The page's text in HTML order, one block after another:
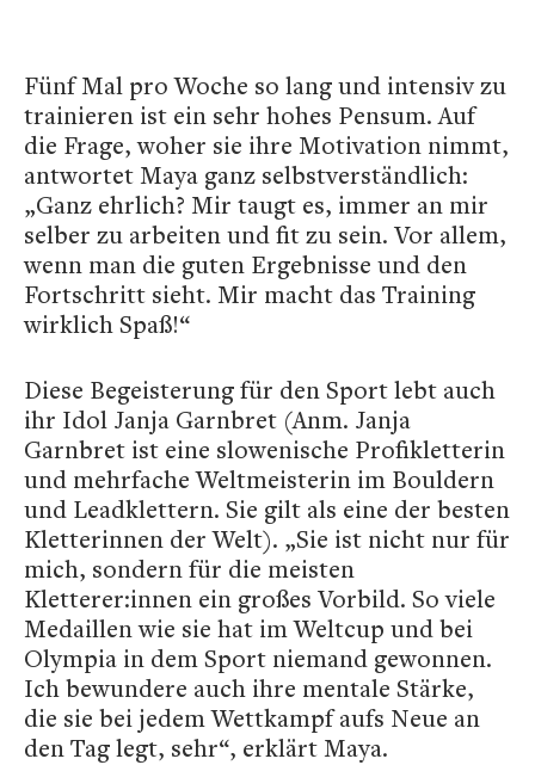
Fünf Mal pro Woche so lang und intensiv zu
trainieren ist ein sehr hohes Pensum. Auf
die Frage, woher sie ihre Motivation nimmt,
antwortet Maya ganz selbstverständlich:
„Ganz ehrlich? Mir taugt es, immer an mir
selber zu arbeiten und fit zu sein. Vor allem,
wenn man die guten Ergebnisse und den
Fortschritt sieht. Mir macht das Training
wirklich Spaß!“
Diese Begeisterung für den Sport lebt auch
ihr Idol Janja Garnbret (Anm. Janja
Garnbret ist eine slowenische Profikletterin
und mehrfache Weltmeisterin im Bouldern
und Leadklettern. Sie gilt als eine der besten
Kletterinnen der Welt). „Sie ist nicht nur für
mich, sondern für die meisten
Kletterer:innen ein großes Vorbild. So viele
Medaillen wie sie hat im Weltcup und bei
Olympia in dem Sport niemand gewonnen.
Ich bewundere auch ihre mentale Stärke,
die sie bei jedem Wettkampf aufs Neue an
den Tag legt, sehr“, erklärt Maya.